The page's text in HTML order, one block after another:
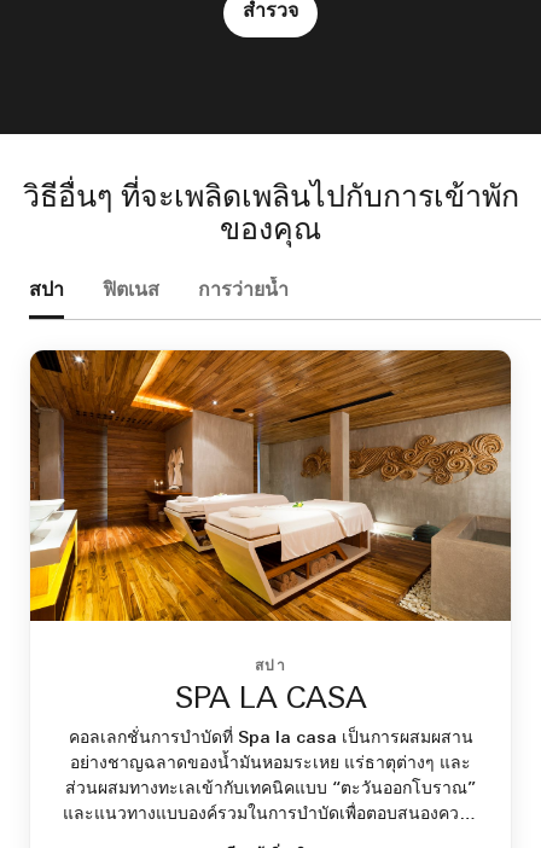
สำรวจ
วิธีอื่นๆ ที่จะเพลิดเพลินไปกับการเข้าพัก
ของคุณ
สปา ฟิตเนส การว่ายน้ำ
สปา
SPA LA CASA
คอลเลกชั่นการบำบัดที่ Spa la casa เป็นการผสมผสาน
อย่างชาญฉลาดของน้ำมันหอมระเหย แร่ธาตุต่างๆ และ
ส่วนผสมทางทะเลเข้ากับเทคนิคแบบ “ตะวันออกโบราณ”
และแนวทางแบบองค์รวมในการบำบัดเพื่อตอบสนองความ
ต้องการส่วนบุคคลของร่างกายและผิวพรรณของคุณ